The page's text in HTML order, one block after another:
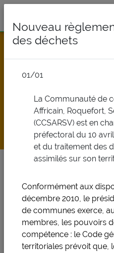
Vous êtes ici :Accueil
En Janvier 2026
Lu Ma Me
Nouveau
des déchets
01/01
La Communauté de
Affricain, Roquefort,
(CCSARSV) est en
préfectoral du 10
et du traitement des
assimilés sur son
Conformément aux
décembre 2010, le
de communes exerce,
membres, les pouvoirs
compétence : le Code
territoriales prévoit que,